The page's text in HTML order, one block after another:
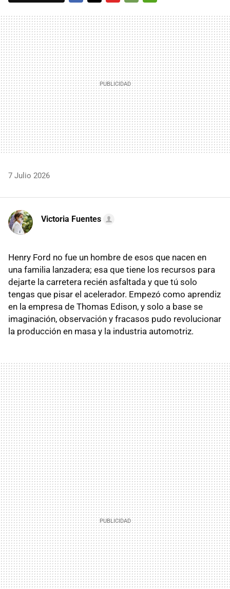
MAIL
7 Julio 2026
Victoria Fuentes
Henry Ford no fue un hombre de esos que nacen en
una familia lanzadera; esa que tiene los recursos para
dejarte la carretera recién asfaltada y que tú solo
tengas que pisar el acelerador. Empezó como aprendiz
en la empresa de Thomas Edison, y solo a base se
imaginación, observación y fracasos pudo revolucionar
la producción en masa y la industria automotriz.